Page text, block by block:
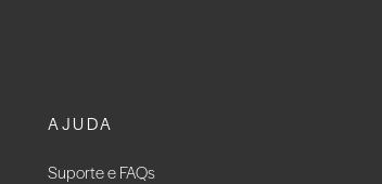
AJUDA
Suporte e FAQs